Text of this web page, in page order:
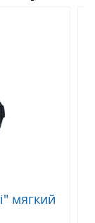
мягкий